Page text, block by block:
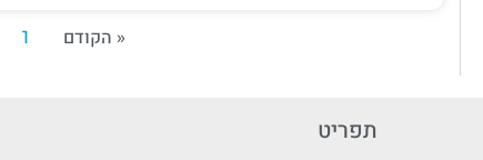
« הקודם 1
תפריט